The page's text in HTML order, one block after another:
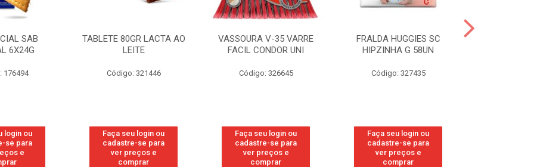
SAB
6X24G
176494
login ou
se para
e
TABLETE 80GR LACTA AO
LEITE
Código: 321446
Faça seu login ou
cadastre-se para
ver preços e
comprar
VASSOURA V-35 VARRE
FACIL CONDOR UNI
Código: 326645
Faça seu login ou
cadastre-se para
ver preços e
comprar
FRALDA HUGGIES SC
HIPZINHA G 58UN
Código: 327435
Faça seu login ou
cadastre-se para
ver preços e
comprar